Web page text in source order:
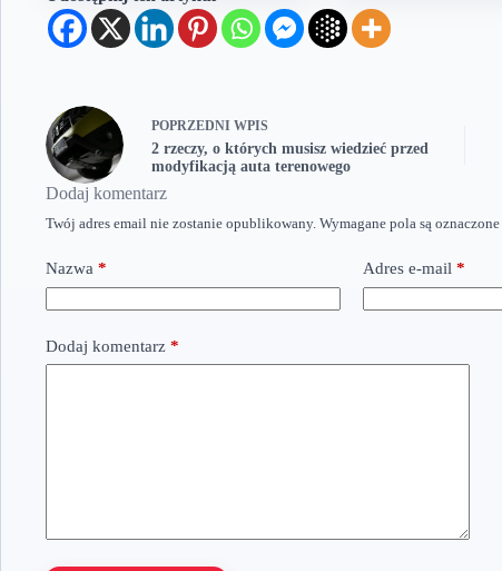
POPRZEDNI WPIS
2 rzeczy, o których musisz wiedzieć przed
modyfikacją auta terenowego
Dodaj komentarz
Twój adres email nie zostanie opublikowany. Wymagane pola są oznaczone
Nazwa * Adres e-mail *
Dodaj komentarz *